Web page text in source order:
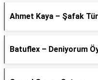
Ahmet Kaya – Şafak
Batuflex – Deniyorum